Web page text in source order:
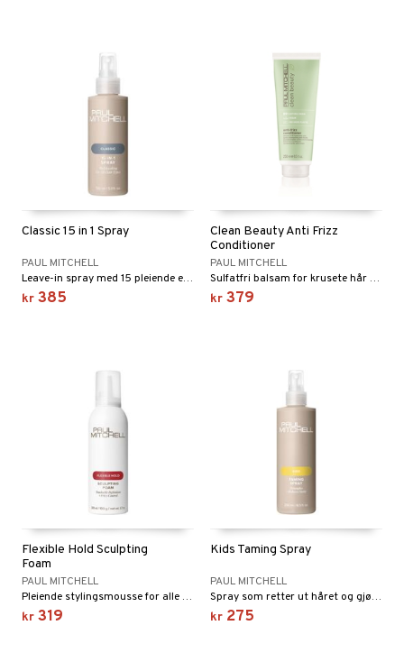
Classic 15 in 1 Spray
PAUL MITCHELL
Leave-in spray med 15 pleiende egenskaper fra Paul Mitchell
kr 385
Clean Beauty Anti Frizz
Conditioner
PAUL MITCHELL
Sulfatfri balsam for krusete hår fra Paul Mitchell
kr 379
Flexible Hold Sculpting
Foam
PAUL MITCHELL
Pleiende stylingsmousse for alle hårtyper.
kr 319
Kids Taming Spray
PAUL MITCHELL
Spray som retter ut håret og gjør håret friskt og sunt.
kr 275